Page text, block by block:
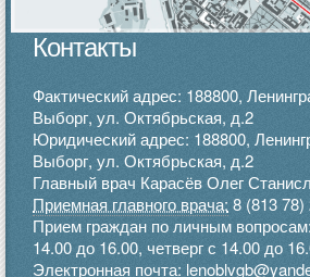
Контакты
Фактический адрес: 188800,
Выборг, ул. Октябрьская, д.2
Юридический адрес: 188800,
Выборг, ул. Октябрьская, д.2
Главный врач Карасёв Олег
Приемная главного врача: 8 (813 78)
Прием граждан по личным
14.00 до 16.00, четверг с 14.00 до
Электронная почта: